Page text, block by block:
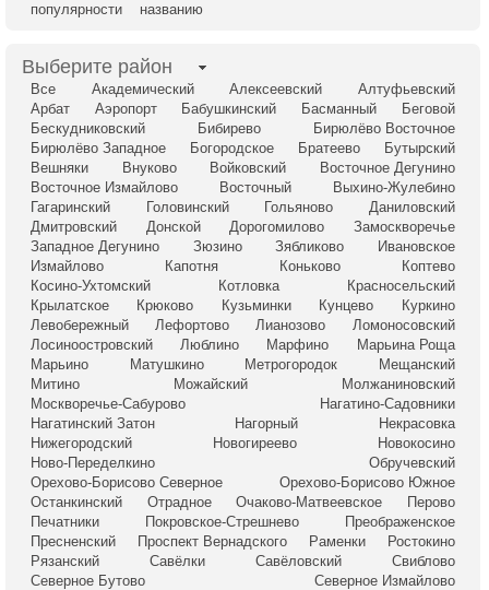
популярности
названию
Выберите район
Все Академический Алексеевский
Алтуфьевский
Арбат
Аэропорт Бабушкинский Басманный
Беговой
Бескудниковский
Бибирево
Бирюлёво Восточное
Бирюлёво Западное
Богородское Братеево
Бутырский
Вешняки
Внуково Войковский
Восточное Дегунино
Восточное Измайлово
Восточный
Выхино-Жулебино
Гагаринский
Головинский Гольяново
Даниловский
Дмитровский
Донской Дорогомилово
Замоскворечье
Западное Дегунино
Зюзино Зябликово
Ивановское
Измайлово
Капотня Коньково
Коптево
Косино-Ухтомский
Котловка
Красносельский
Крылатское
Крюково Кузьминки Кунцево
Куркино
Левобережный
Лефортово Лианозово
Ломоносовский
Лосиноостровский
Люблино Марфино
Марьина Роща
Марьино
Матушкино Метрогородок
Мещанский
Митино
Можайский
Молжаниновский
Москворечье-Сабурово
Нагатино-Садовники
Нагатинский Затон
Нагорный
Некрасовка
Нижегородский
Новогиреево
Новокосино
Ново-Переделкино
Обручевский
Орехово-Борисово Северное
Орехово-Борисово Южное
Останкинский
Отрадное Очаково-Матвеевское
Перово
Печатники
Покровское-Стрешнево
Преображенское
Пресненский
Проспект Вернадского Раменки
Ростокино
Рязанский
Савёлки Савёловский
Свиблово
Северное Бутово
Северное Измайлово